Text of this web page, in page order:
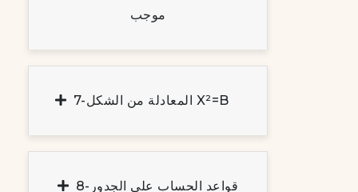
موجب
7-المعادلة من الشكل X²=b
8-قواعد الحساب على الجدور